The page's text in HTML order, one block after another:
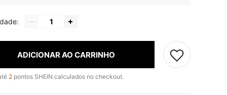
ADICIONAR AO CARRINHO
2 pontos SHEIN calculados no checkout.